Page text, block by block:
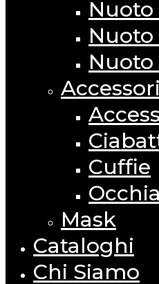
Nuoto
Cuffie
Mask
Cataloghi
Chi Siamo